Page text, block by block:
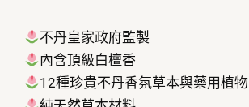
不丹皇家政府監製
內含頂級白檀香
12種珍貴不丹香氛草本與藥用植物